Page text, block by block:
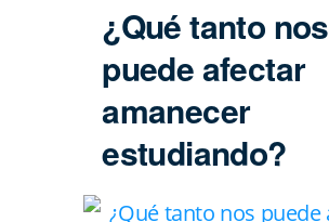
¿Qué tanto nos
puede afectar
amanecer
estudiando?